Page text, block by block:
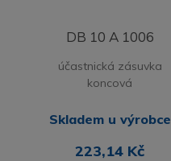
DB 10 A 1006
účastnická zásuvka
koncová
Skladem u výrobce
223,14 Kč